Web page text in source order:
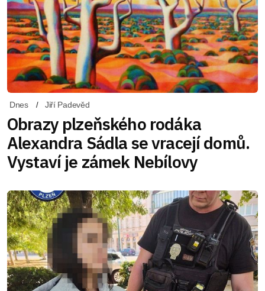
Dnes Jiří Padevěd
Obrazy plzeňského rodáka
Alexandra Sádla se vracejí domů.
Vystaví je zámek Nebílovy